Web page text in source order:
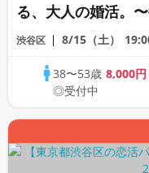
る、大人の婚活。
ベント〜
渋谷区 8/15（土）
38〜53歳8,000円
◎受付中